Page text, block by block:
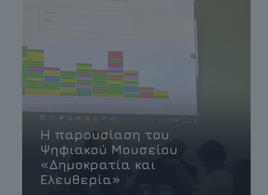
Η παρουσίαση του
Ψηφιακού Μουσείου
«Δημοκρατία και
Ελευθερία»